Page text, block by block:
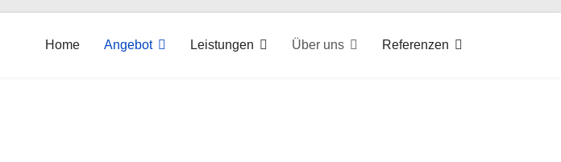
Home Angebot Leistungen Über uns Referenzen